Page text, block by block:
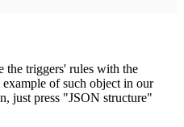
the triggers' rules with the
of such object in our
just press "JSON structure"